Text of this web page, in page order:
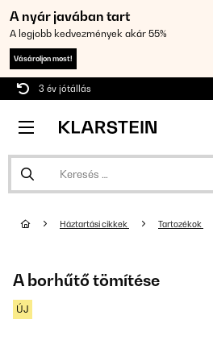
A nyár javában tart
A legjobb kedvezmények akár 55%
Vásároljon most!
3 év jótállás
Háztartási cikkek Tartozékok
A borhűtő tömítése
ÚJ